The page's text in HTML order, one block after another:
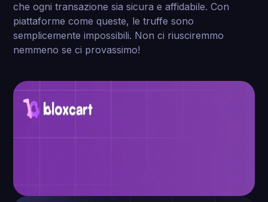
che ogni transazione sia sicura e affidabile. Con
piattaforme come queste, le truffe sono
semplicemente impossibili. Non ci riusciremmo
nemmeno se ci provassimo!